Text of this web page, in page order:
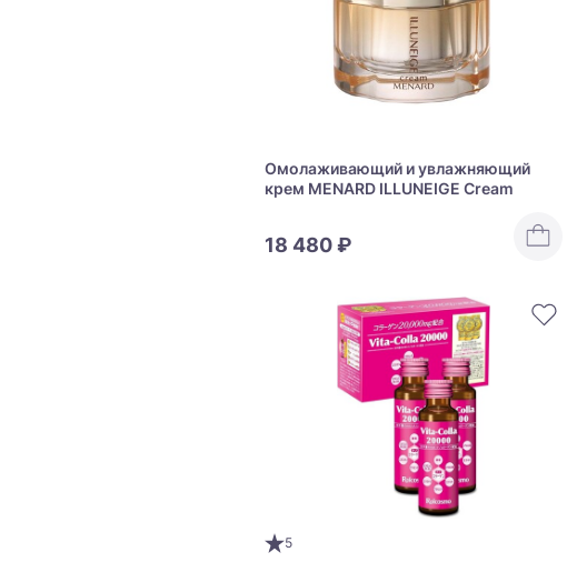
Омолаживающий и увлажняющий
крем MENARD ILLUNEIGE Cream
18 480 ₽
5